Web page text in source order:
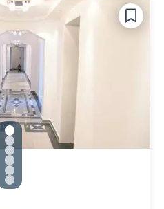
gallery.slide_selector
Zu Slide 1 wechseln
Zu Slide 2 wechseln
Zu Slide 3 wechseln
Zu Slide 4 wechseln
Zu Slide 5 wechseln
Zu Slide 6 wechseln